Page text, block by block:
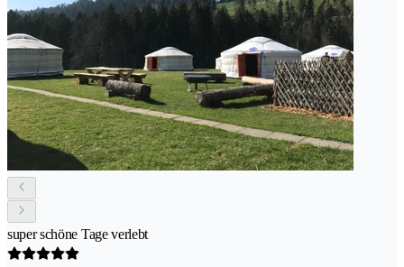
super schöne Tage verlebt